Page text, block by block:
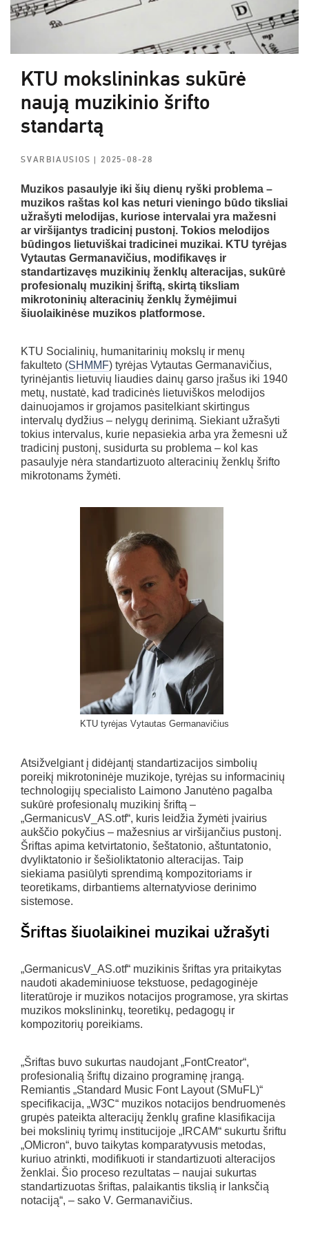
KTU mokslininkas sukūrė
naują muzikinio šrifto
standartą
SVARBIAUSIOS| 2025-08-28
Muzikos pasaulyje iki šių dienų ryški problema –
muzikos raštas kol kas neturi vieningo būdo tiksliai
užrašyti melodijas, kuriose intervalai yra mažesni
ar viršijantys tradicinį pustonį. Tokios melodijos
būdingos lietuviškai tradicinei muzikai. KTU tyrėjas
Vytautas Germanavičius, modifikavęs ir
standartizavęs muzikinių ženklų alteracijas, sukūrė
profesionalų muzikinį šriftą, skirtą tiksliam
mikrotoninių alteracinių ženklų žymėjimui
šiuolaikinėse muzikos platformose.
KTU Socialinių, humanitarinių mokslų ir menų
fakulteto (SHMMF) tyrėjas Vytautas Germanavičius,
tyrinėjantis lietuvių liaudies dainų garso įrašus iki 1940
metų, nustatė, kad tradicinės lietuviškos melodijos
dainuojamos ir grojamos pasitelkiant skirtingus
intervalų dydžius – nelygų derinimą. Siekiant užrašyti
tokius intervalus, kurie nepasiekia arba yra žemesni už
tradicinį pustonį, susidurta su problema – kol kas
pasaulyje nėra standartizuoto alteracinių ženklų šrifto
mikrotonams žymėti.
KTU tyrėjas Vytautas Germanavičius
Atsižvelgiant į didėjantį standartizacijos simbolių
poreikį mikrotoninėje muzikoje, tyrėjas su informacinių
technologijų specialisto Laimono Janutėno pagalba
sukūrė profesionalų muzikinį šriftą –
„GermanicusV_AS.otf“, kuris leidžia žymėti įvairius
aukščio pokyčius – mažesnius ar viršijančius pustonį.
Šriftas apima ketvirtatonio, šeštatonio, aštuntatonio,
dvyliktatonio ir šešioliktatonio alteracijas. Taip
siekiama pasiūlyti sprendimą kompozitoriams ir
teoretikams, dirbantiems alternatyviose derinimo
sistemose.
Šriftas šiuolaikinei muzikai užrašyti
„GermanicusV_AS.otf“ muzikinis šriftas yra pritaikytas
naudoti akademiniuose tekstuose, pedagoginėje
literatūroje ir muzikos notacijos programose, yra skirtas
muzikos mokslininkų, teoretikų, pedagogų ir
kompozitorių poreikiams.
„Šriftas buvo sukurtas naudojant „FontCreator“,
profesionalią šriftų dizaino programinę įrangą.
Remiantis „Standard Music Font Layout (SMuFL)“
specifikacija, „W3C“ muzikos notacijos bendruomenės
grupės pateikta alteracijų ženklų grafine klasifikacija
bei mokslinių tyrimų institucijoje „IRCAM“ sukurtu šriftu
„OMicron“, buvo taikytas komparatyvusis metodas,
kuriuo atrinkti, modifikuoti ir standartizuoti alteracijos
ženklai. Šio proceso rezultatas – naujai sukurtas
standartizuotas šriftas, palaikantis tikslią ir lanksčią
notaciją“, – sako V. Germanavičius.